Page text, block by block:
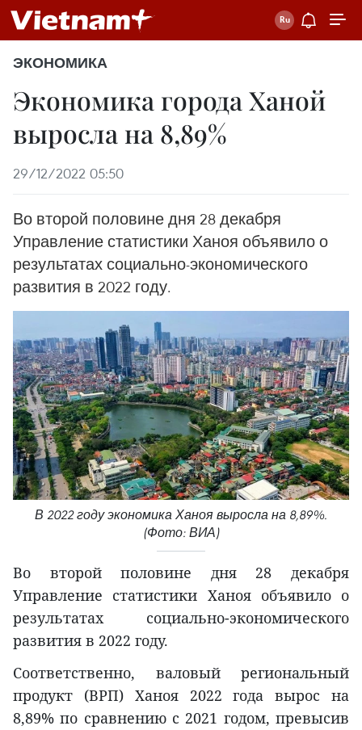
ЭКОНОМИКА
Экономика города Ханой
выросла на 8,89%
29/12/2022 05:50
Во второй половине дня 28 декабря
Управление статистики Ханоя объявило о
результатах социально-экономического
развития в 2022 году.
В 2022 году экономика Ханоя выросла на 8,89%.
(Фото: ВИА)
Во второй половине дня 28 декабря
Управление статистики Ханоя объявило о
результатах социально-экономического
развития в 2022 году.
Соответственно, валовый региональный
продукт (ВРП) Ханоя 2022 года вырос на
8,89% по сравнению с 2021 годом, превысив